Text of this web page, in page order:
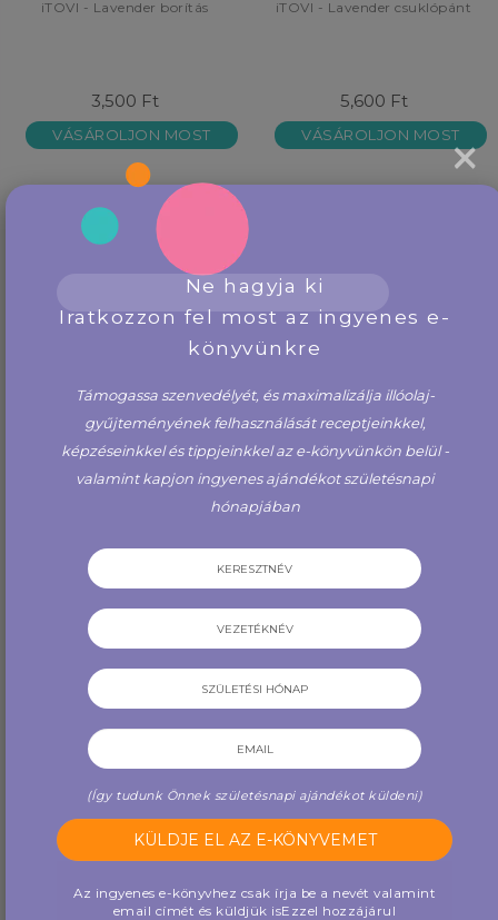
×
Ne hagyja ki
Iratkozzon fel most az ingyenes e-
könyvünkre
Támogassa szenvedélyét, és maximalizálja illóolaj-
gyűjteményének felhasználását receptjeinkkel,
képzéseinkkel és tippjeinkkel az e-könyvünkön belül -
valamint kapjon ingyenes ajándékot születésnapi
hónapjában
(Így tudunk Önnek születésnapi ajándékot küldeni)
Az ingyenes e-könyvhez csak írja be a nevét valamint
email címét és küldjük isEzzel hozzájárul
iTOVI - Lavender borítás
3,500 Ft
VÁSÁROLJON MOST
iTOVI - Lavender csuklópánt
5,600 Ft
VÁSÁROLJON MOST
VÁRÓLISTÁRA
JELENTKEZÉS
iTOVI - Mandala borítás
3,500 Ft
BŐVEBBEN
iTOVI - Mandala csuklópánt
BŐVEBBEN